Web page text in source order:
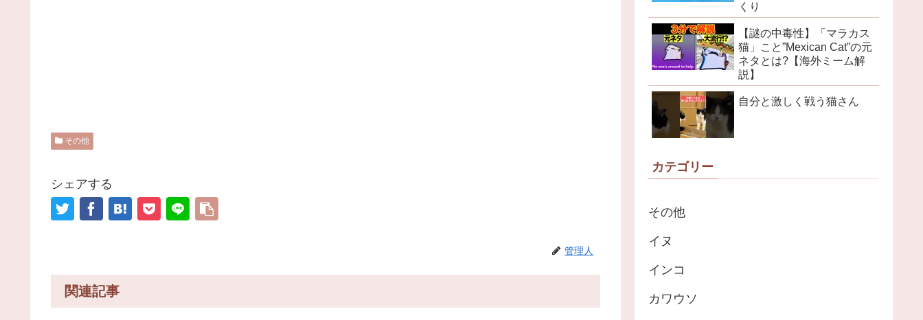
その他
シェアする
管理人
関連記事
くり
【謎の中毒性】「マラカス
猫」こと”Mexican Cat”の元
ネタとは?【海外ミーム解
説】
自分と激しく戦う猫さん
カテゴリー
その他
イヌ
インコ
カワウソ